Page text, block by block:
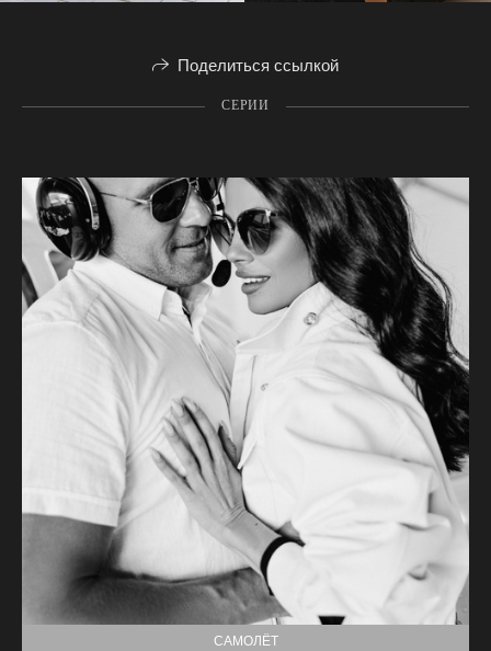
Поделиться ссылкой
СЕРИИ
САМОЛЁТ